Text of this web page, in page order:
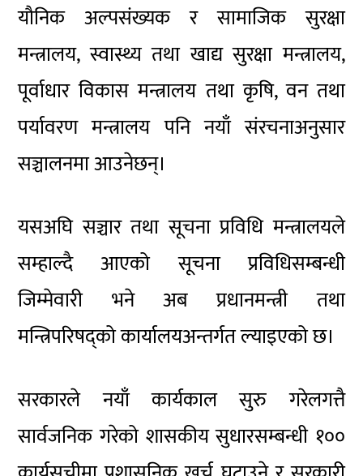
यौनिक अल्पसंख्यक र सामाजिक सुरक्षा
मन्त्रालय, स्वास्थ्य तथा खाद्य सुरक्षा मन्त्रालय,
पूर्वाधार विकास मन्त्रालय तथा कृषि, वन तथा
पर्यावरण मन्त्रालय पनि नयाँ संरचनाअनुसार
सञ्चालनमा आउनेछन्।
यसअघि सञ्चार तथा सूचना प्रविधि मन्त्रालयले
सम्हाल्दै आएको सूचना प्रविधिसम्बन्धी
जिम्मेवारी भने अब प्रधानमन्त्री तथा
मन्त्रिपरिषद्को कार्यालयअन्तर्गत ल्याइएको छ।
सरकारले नयाँ कार्यकाल सुरु गरेलगत्तै
सार्वजनिक गरेको शासकीय सुधारसम्बन्धी १००